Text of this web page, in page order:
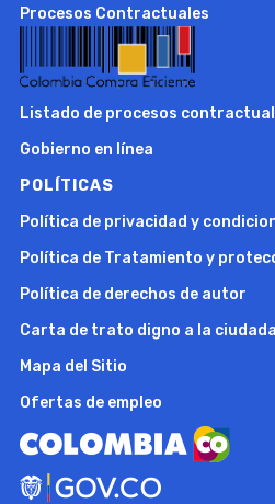
Procesos Contractuales
Listado de procesos
Gobierno en línea
POLÍTICAS
Política de privacidad y
Política de Tratamiento y
Política de derechos de autor
Carta de trato digno a la
Mapa del Sitio
Ofertas de empleo